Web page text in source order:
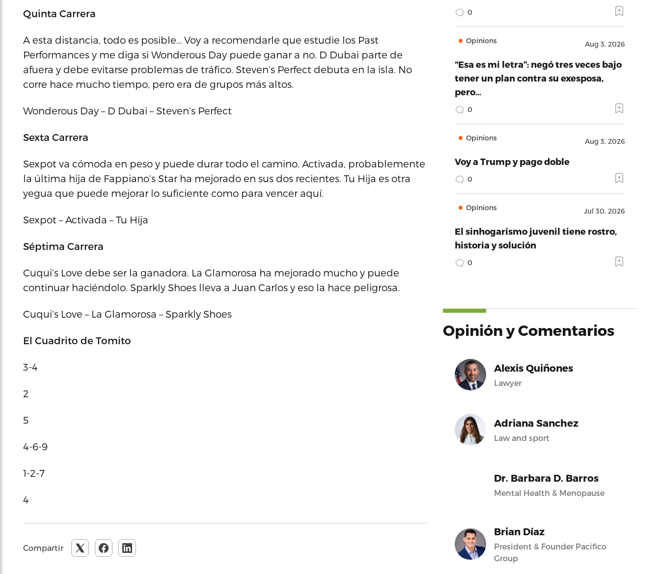
Quinta Carrera
A esta distancia, todo es posible… Voy a recomendarle que estudie los Past
Performances y me diga si Wonderous Day puede ganar a no. D Dubai parte de
afuera y debe evitarse problemas de tráfico. Steven’s Perfect debuta en la isla. No
corre hace mucho tiempo, pero era de grupos más altos.
Wonderous Day – D Dubai – Steven’s Perfect
Sexta Carrera
Sexpot va cómoda en peso y puede durar todo el camino. Activada, probablemente
la última hija de Fappiano’s Star ha mejorado en sus dos recientes. Tu Hija es otra
yegua que puede mejorar lo suficiente como para vencer aquí.
Sexpot – Activada – Tu Hija
Séptima Carrera
Cuqui’s Love debe ser la ganadora. La Glamorosa ha mejorado mucho y puede
continuar haciéndolo. Sparkly Shoes lleva a Juan Carlos y eso la hace peligrosa.
Cuqui’s Love – La Glamorosa – Sparkly Shoes
El Cuadrito de Tomito
3-4
2
5
4-6-9
1-2-7
4
Compartir
0
Opinions Aug 3, 2026
“Esa es mi letra”: negó tres veces bajo
tener un plan contra su exesposa,
pero…
0
Opinions Aug 3, 2026
Voy a Trump y pago doble
0
Opinions Jul 30, 2026
El sinhogarismo juvenil tiene rostro,
historia y solución
0
Opinión y Comentarios
Alexis Quiñones
Lawyer
Adriana Sanchez
Law and sport
Dr. Barbara D. Barros
Mental Health & Menopause
Brian Díaz
President & Founder Pacifico
Group